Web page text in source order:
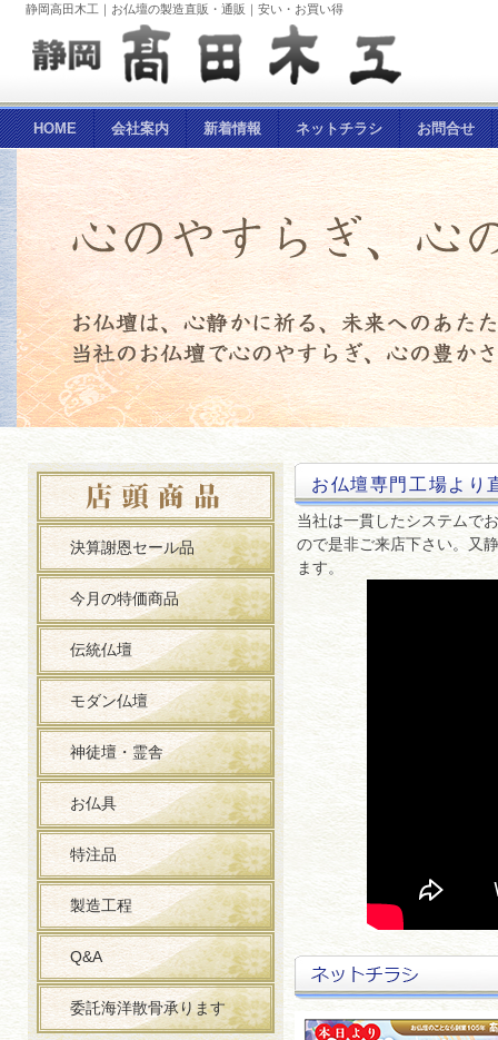
静岡高田木工｜お仏壇の製造直販・通販｜安い・お買い得
HOME 会社案内 新着情報 ネットチラシ お問合せ
お仏壇専門工場より
当社は一貫したシステムで
ので是非ご来店下さい。又
ます。
決算謝恩セール品
今月の特価商品
伝統仏壇
モダン仏壇
神徒壇・霊舎
お仏具
特注品
製造工程
Q&A
委託海洋散骨承ります